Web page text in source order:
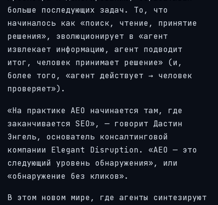
больше последующих задач. То, что
начиналось как «поиск, чтение, принятие
решения», эволюционирует в «агент
извлекает информацию, агент подводит
итог, человек принимает решение» (и,
более того, «агент действует → человек
проверяет»).
«На практике AEO начинается там, где
заканчивается SEO», — говорит Дастин
Энгель, основатель консалтинговой
компании Elegant Disruption. «AEO — это
следующий уровень обнаружения», или
«обнаружение без кликов».
В этом новом мире, где агенты синтезируют